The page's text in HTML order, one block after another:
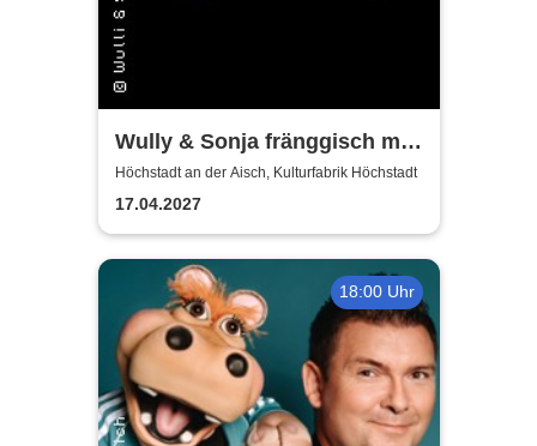
Wully & Sonja fränggisch mit
Bäänd
Höchstadt an der Aisch, Kulturfabrik Höchstadt
17.04.2027
18:00 Uhr